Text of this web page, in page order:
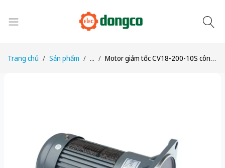
Trang chủ Sản phẩm ... Motor giảm tốc CV18-200-10S công suất 1/4HP (200W) 0,2kW tỉ số truyền 1/10